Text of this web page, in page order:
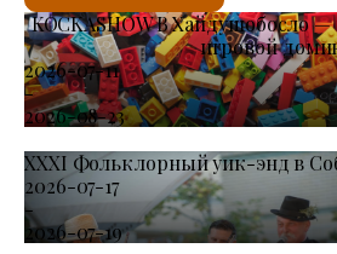
KOCKASHOW В Хайдушобосло
игровой
2026-07-11
-
2026-08-23
XXXI Фольклорный уик-энд в
2026-07-17
-
2026-07-19